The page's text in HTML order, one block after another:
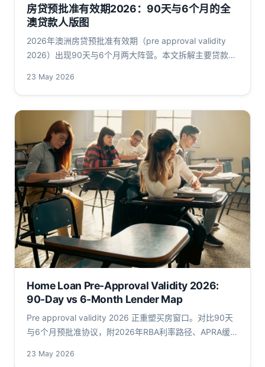
房贷预批准有效期2026：90天与6个月的全
澳贷款人版图
2026年澳洲房贷预批准有效期（pre approval validity
2026）出现90天与6个月两大阵营。本文拆解主要贷款人
径，附一手政策链接。
23 May 2026
Home Loan Pre-Approval Validity 2026:
90-Day vs 6-Month Lender Map
Pre approval validity 2026 正重塑买房窗口。对比90天
与6个月预批准协议，附2026年RBA利率路径、APRA缓
23 May 2026